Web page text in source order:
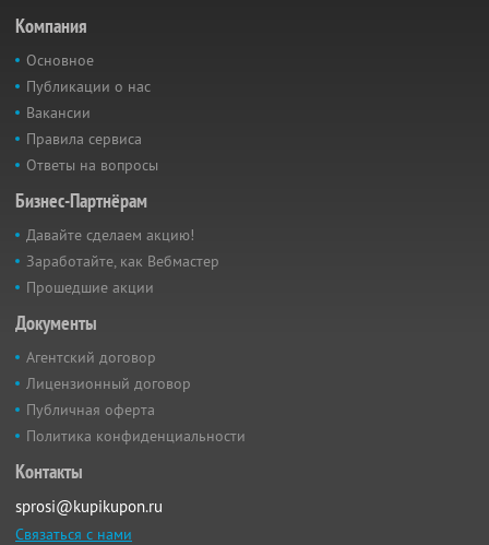
Компания
Основное
Публикации о нас
Вакансии
Правила сервиса
Ответы на вопросы
Бизнес-Партнёрам
Давайте сделаем акцию!
Заработайте, как Вебмастер
Прошедшие акции
Документы
Агентский договор
Лицензионный договор
Публичная оферта
Политика конфиденциальности
Контакты
sprosi@kupikupon.ru
Связаться с нами